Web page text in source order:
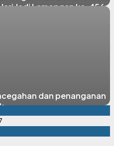
Jadi Lamongan ke-456
dan penanganan